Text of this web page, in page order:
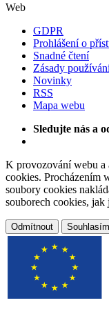
Web
GDPR
Prohlášení o
Snadné čtení
Zásady
Novinky
RSS
Mapa webu
Sledujte nás a
K provozování webu a
cookies. Procházením
soubory cookies
souborech cookies,
Odmítnout Souhlasím